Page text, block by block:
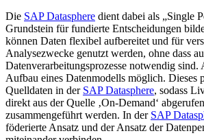
Die SAP Datasphere dient dabei als „Single
Grundstein für fundierte Entscheidungen
können Daten flexibel aufbereitet und für
Analysezwecke genutzt werden, ohne dass
Datenverarbeitungsprozesse notwendig sind.
Aufbau eines Datenmodells möglich. Dieses
Quelldaten in der SAP Datasphere, sodass
direkt aus der Quelle ‚On-Demand‘
zusammengeführt werden. In der SAP
föderierte Ansatz und der Ansatz der